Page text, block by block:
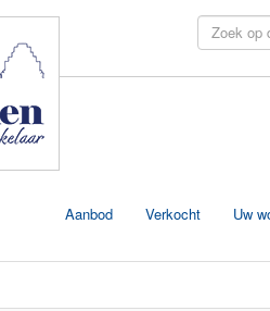
Aanbod Verkocht Uw